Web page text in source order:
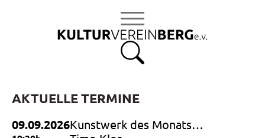
AKTUELLE TERMINE
09.09.2026Kunstwerk des Monats